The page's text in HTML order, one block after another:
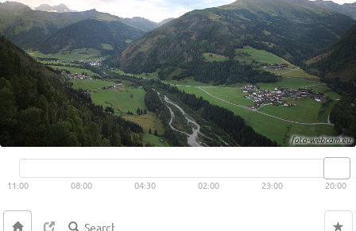
Live video available → View
11:00 08:00 04:30 02:00 23:00 20:00